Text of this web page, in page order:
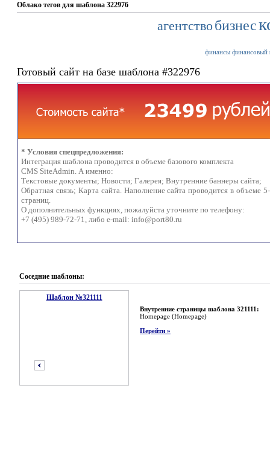
Облако тегов для шаблона 322976
агентствобизнес
финансы финансовый
Готовый сайт на базе шаблона #322976
* Условия спецпредложения:
Интеграция шаблона проводится в объеме базового комплекта
CMS SiteAdmin. А именно:
Текстовые документы; Новости; Галерея; Внутренние баннеры сайта;
Обратная связь; Карта сайта. Наполнение сайта проводится в объеме
страниц.
О дополнительных функциях, пожалуйста уточните по телефону:
+7 (495) 989-72-71, либо e-mail: info@port80.ru
Соседние шаблоны:
Шаблон №321111
Внутренние страницы шаблона 321111:
Homepage (Homepage)
Перейти »